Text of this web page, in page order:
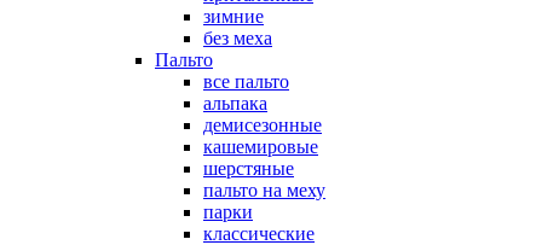
зимние
без меха
Пальто
все пальто
альпака
демисезонные
кашемировые
шерстяные
пальто на меху
парки
классические